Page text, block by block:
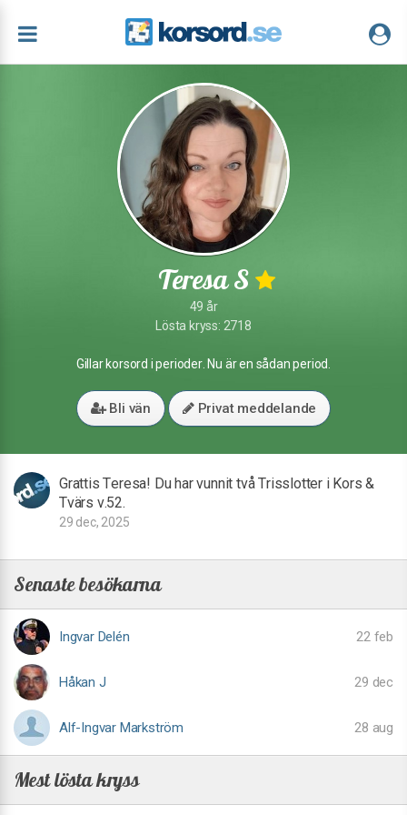
Teresa S
49 år
Lösta kryss: 2718
Gillar korsord i perioder. Nu är en sådan period.
Bli vän Privat meddelande
Grattis Teresa! Du har vunnit två Trisslotter i Kors &
Tvärs v.52.
29 dec, 2025
Senaste besökarna
Ingvar Delén 22 feb
Håkan J 29 dec
Alf-Ingvar Markström 28 aug
Mest lösta kryss